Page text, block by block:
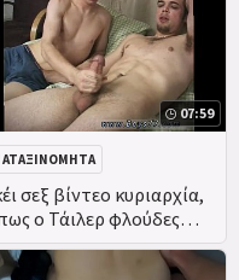
07:59
σεξ βίντεο κυριαρχία,
ο Τάιλερ φλούδες
το βρακί του που
ΑΤΑΞΙΝΌΜΗΤΑ